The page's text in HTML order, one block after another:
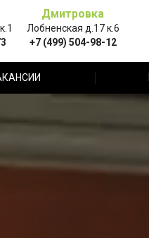
Дмитровка
Лобненская д.17 к.6
+7 (499) 504-98-12